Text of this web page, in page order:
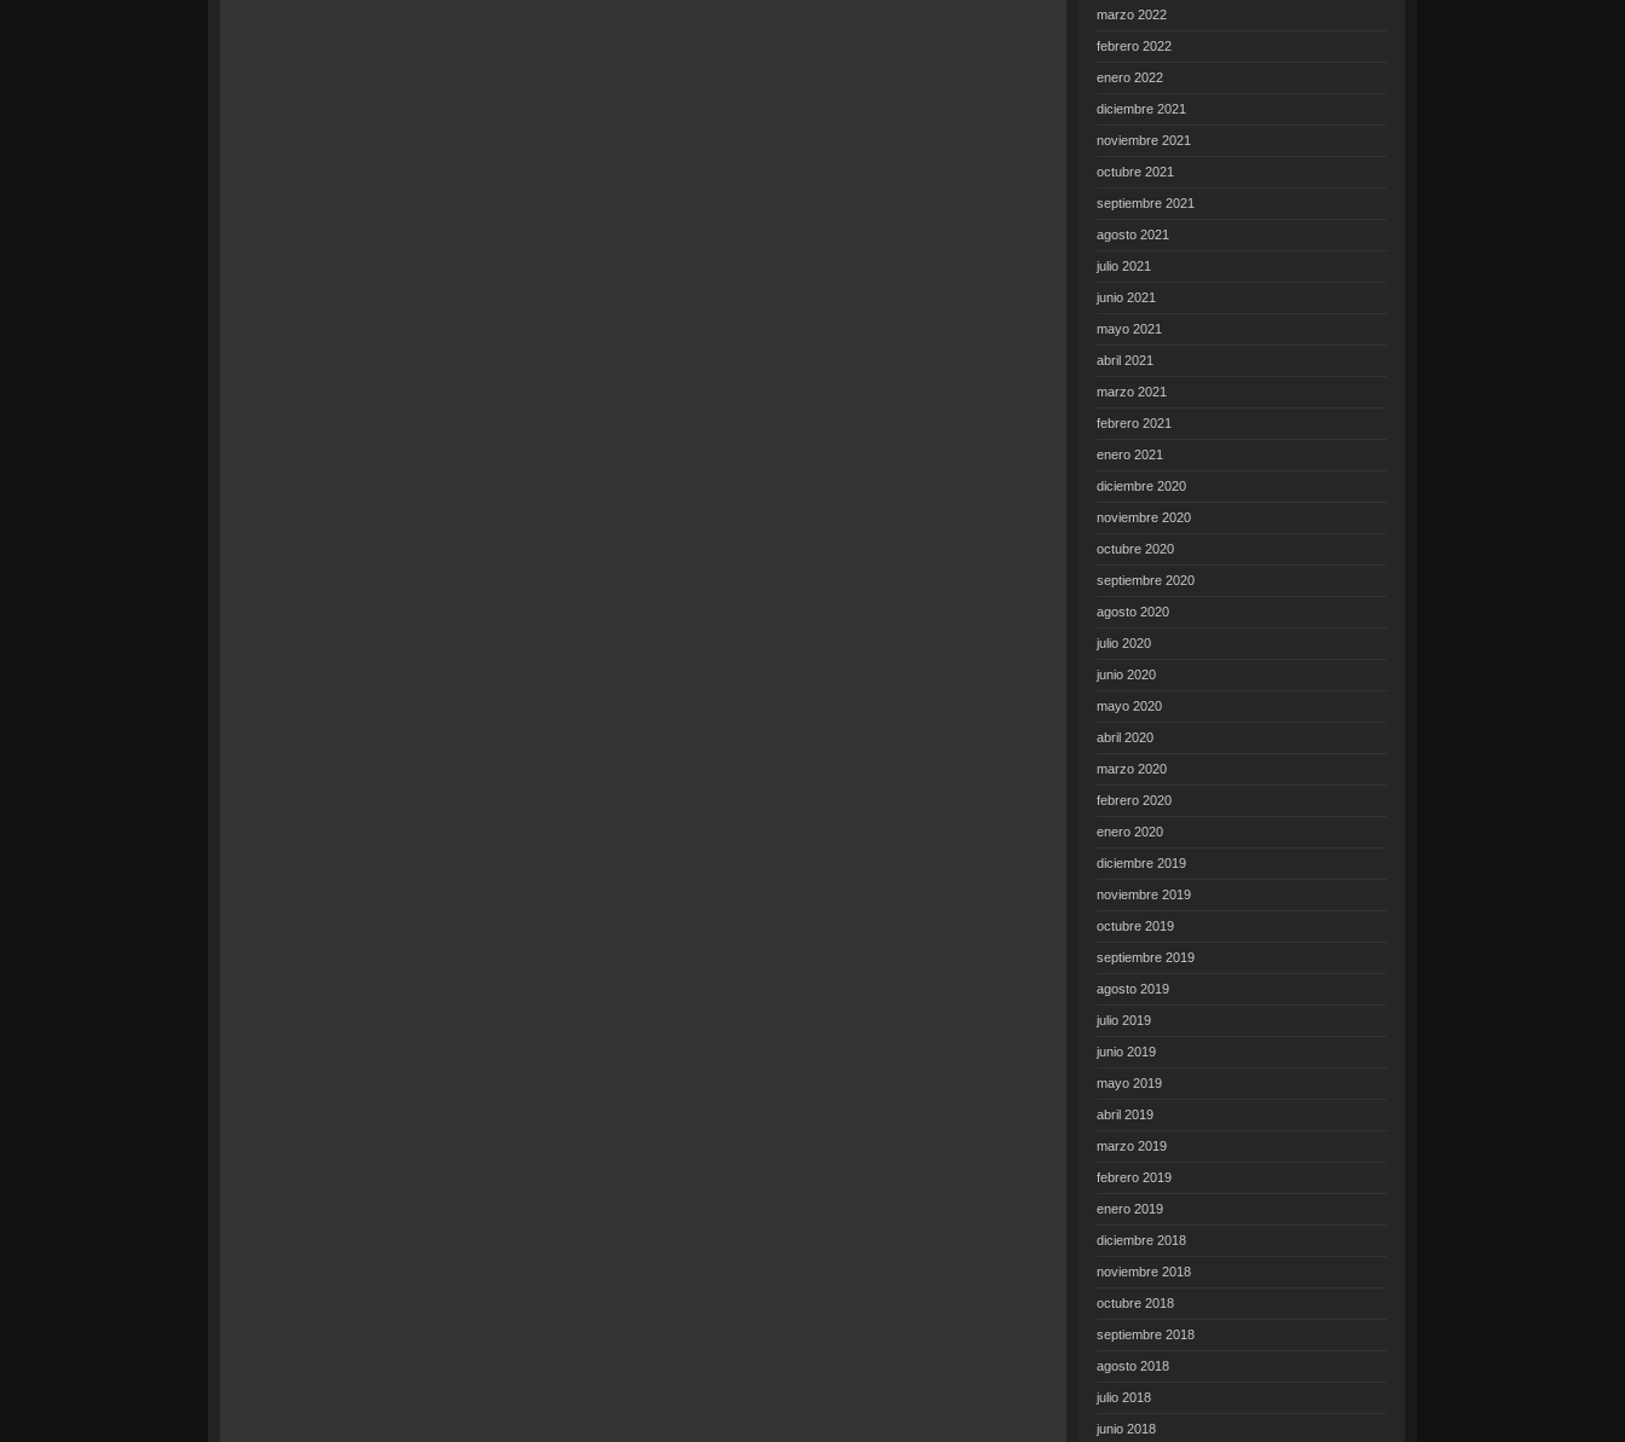
marzo 2022
febrero 2022
enero 2022
diciembre 2021
noviembre 2021
octubre 2021
septiembre 2021
agosto 2021
julio 2021
junio 2021
mayo 2021
abril 2021
marzo 2021
febrero 2021
enero 2021
diciembre 2020
noviembre 2020
octubre 2020
septiembre 2020
agosto 2020
julio 2020
junio 2020
mayo 2020
abril 2020
marzo 2020
febrero 2020
enero 2020
diciembre 2019
noviembre 2019
octubre 2019
septiembre 2019
agosto 2019
julio 2019
junio 2019
mayo 2019
abril 2019
marzo 2019
febrero 2019
enero 2019
diciembre 2018
noviembre 2018
octubre 2018
septiembre 2018
agosto 2018
julio 2018
junio 2018